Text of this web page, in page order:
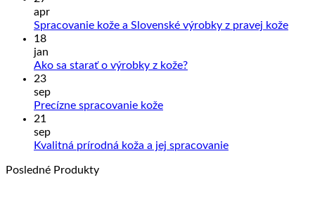
apr
Spracovanie kože a Slovenské výrobky z pravej kože
18
jan
Ako sa starať o výrobky z kože?Žiadne
o
23
sep
Precízne spracovanie kožeŽiadne
Precízne
21
sep
Kvalitná prírodná koža a jej spracovanieŽiadne
Posledné Produkty